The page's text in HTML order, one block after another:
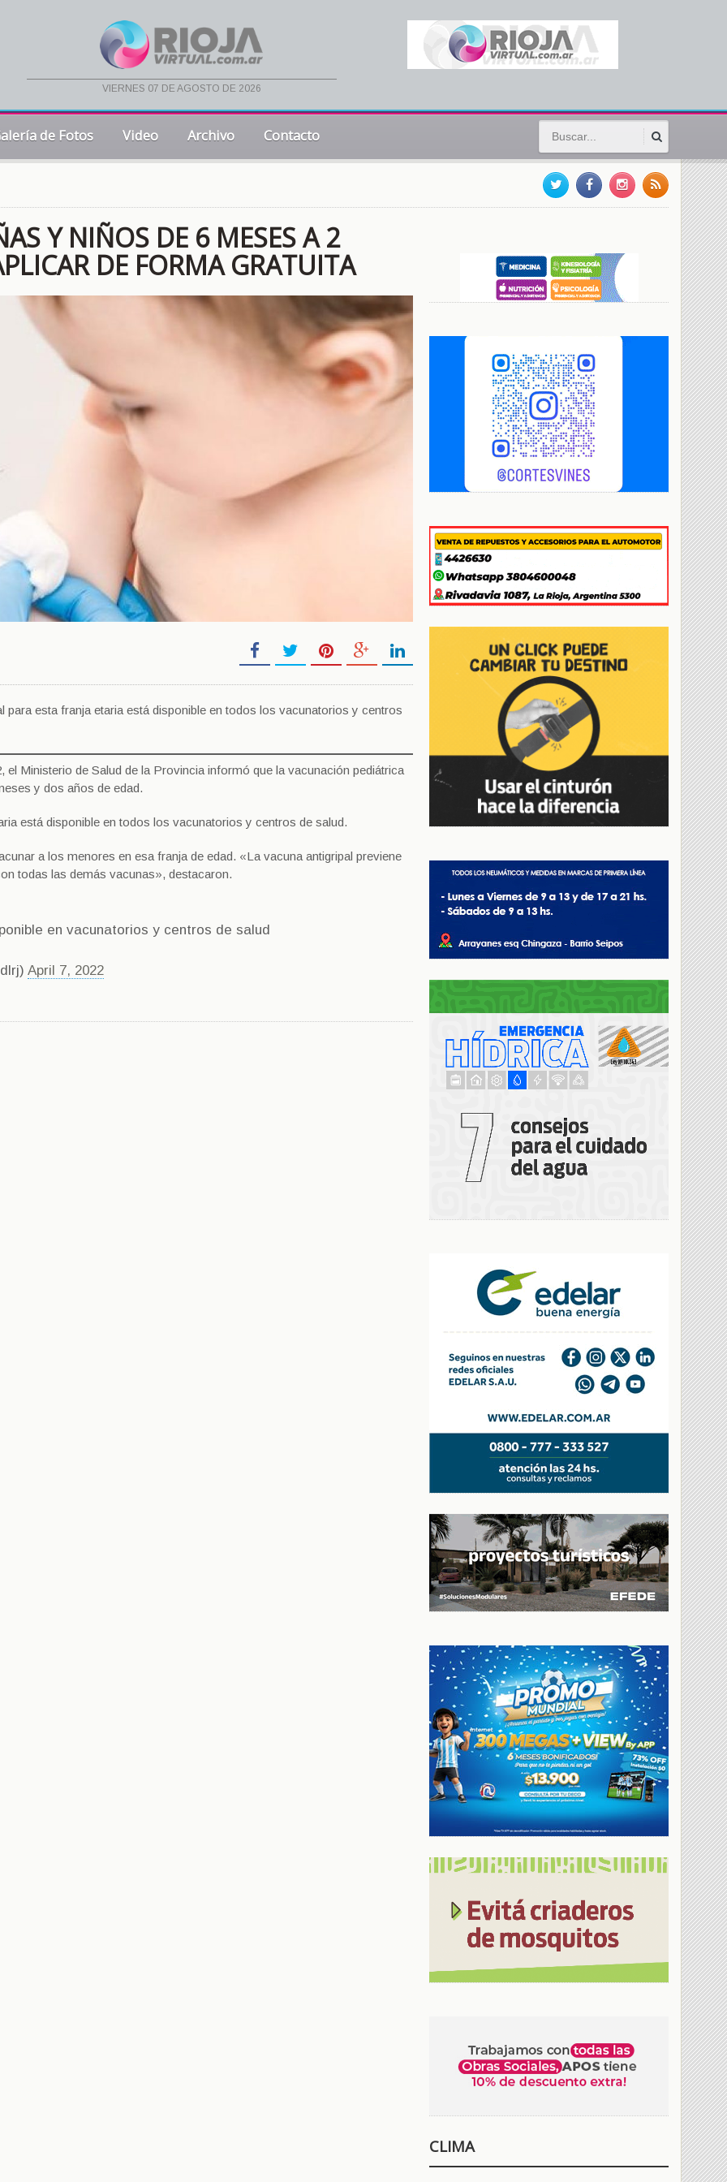
viernes 07 de agosto de 2026
de Fotos Video Archivo Contacto
Y NIÑOS DE 6 MESES A 2
DE FORMA GRATUITA
para esta franja etaria está disponible en todos los vacunatorios y centros
el Ministerio de Salud de la Provincia informó que la vacunación pediátrica
y dos años de edad.
está disponible en todos los vacunatorios y centros de salud.
a los menores en esa franja de edad. «La vacuna antigripal previene
todas las demás vacunas», destacaron.
en vacunatorios y centros de salud
April 7, 2022
CLIMA